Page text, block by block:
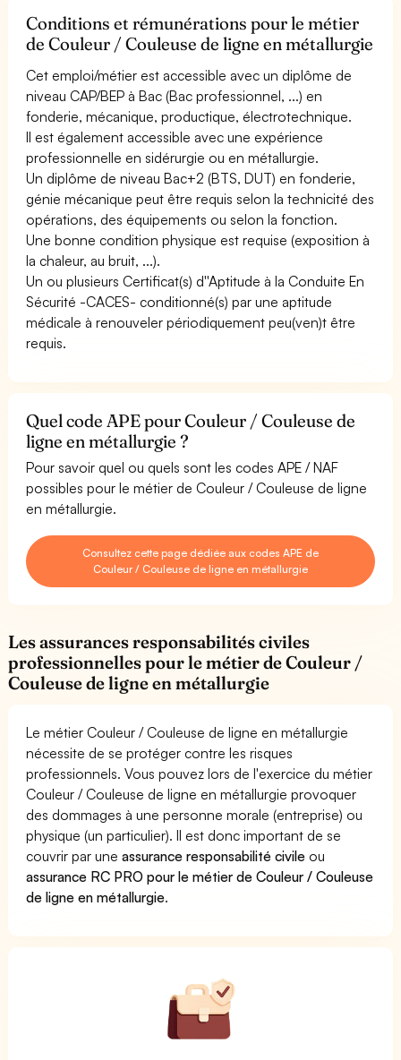
Conditions et rémunérations pour le métier
de Couleur / Couleuse de ligne en métallurgie
Cet emploi/métier est accessible avec un diplôme de
niveau CAP/BEP à Bac (Bac professionnel, ...) en
fonderie, mécanique, productique, électrotechnique.
Il est également accessible avec une expérience
professionnelle en sidérurgie ou en métallurgie.
Un diplôme de niveau Bac+2 (BTS, DUT) en fonderie,
génie mécanique peut être requis selon la technicité des
opérations, des équipements ou selon la fonction.
Une bonne condition physique est requise (exposition à
la chaleur, au bruit, ...).
Un ou plusieurs Certificat(s) d''Aptitude à la Conduite En
Sécurité -CACES- conditionné(s) par une aptitude
médicale à renouveler périodiquement peu(ven)t être
requis.
Quel code APE pour Couleur / Couleuse de
ligne en métallurgie ?
Pour savoir quel ou quels sont les codes APE / NAF
possibles pour le métier de Couleur / Couleuse de ligne
en métallurgie.
Consultez cette page dédiée aux codes APE de
Couleur / Couleuse de ligne en métallurgie
Les assurances responsabilités civiles
professionnelles pour le métier de Couleur /
Couleuse de ligne en métallurgie
Le métier Couleur / Couleuse de ligne en métallurgie
nécessite de se protéger contre les risques
professionnels. Vous pouvez lors de l'exercice du métier
Couleur / Couleuse de ligne en métallurgie provoquer
des dommages à une personne morale (entreprise) ou
physique (un particulier). Il est donc important de se
couvrir par uneassurance responsabilité civile ou
assurance RC PRO pour le métier de Couleur / Couleuse
de ligne en métallurgie.